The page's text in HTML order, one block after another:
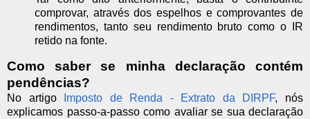
comprovar, através dos espelhos e comprovantes de
rendimentos, tanto seu rendimento bruto como o IR
retido na fonte.
Como saber se minha declaração contém
pendências?
No artigo Imposto de Renda - Extrato da DIRPF, nós
explicamos passo-a-passo como avaliar se sua declaração